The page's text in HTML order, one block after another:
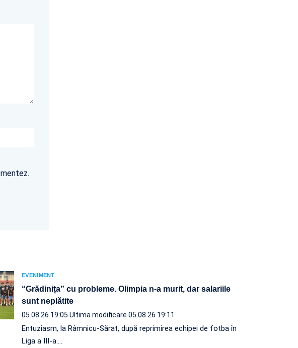
EVENIMENT
“Grădinița” cu probleme. Olimpia n-a murit, dar salariile
sunt neplătite
05.08.26 19:05 Ultima modificare 05.08.26 19:11
Entuziasm, la Râmnicu-Sărat, după reprimirea echipei de fotba în
Liga a III-a.…